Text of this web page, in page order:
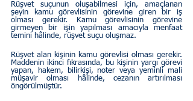
Rüşvet suçunun oluşabilmesi için, amaçlanan
şeyin kamu görevlisinin görevine giren bir iş
olması gerekir. Kamu görevlisinin görevine
girmeyen bir işin yapılması amacıyla menfaat
temini hâlinde, rüşvet suçu oluşmaz.
Rüşvet alan kişinin kamu görevlisi olması gerekir.
Maddenin ikinci fıkrasında, bu kişinin yargı görevi
yapan, hakem, bilirkişi, noter veya yeminli mali
müşavir olması hâlinde, cezanın artırılması
öngörülmüştür.